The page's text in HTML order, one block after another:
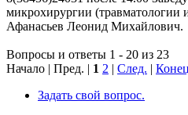
микрохирургии
Афанасьев Леонид Михайлович.
Вопросы и ответы 1 - 20 из 23
Начало | Пред. | 1 2 | След. | Конец
Задать свой вопрос.